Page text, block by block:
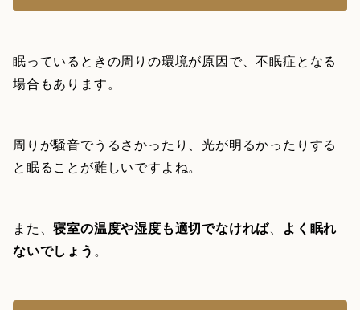
眠っているときの周りの環境が原因で、不眠症となる
場合もあります。
周りが騒音でうるさかったり、光が明るかったりする
と眠ることが難しいですよね。
また、寝室の温度や湿度も適切でなければ、 よく眠れ
ないでしょう 。